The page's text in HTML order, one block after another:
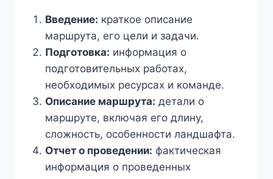
Введение: краткое описание
маршрута, его цели и задачи.
Подготовка: информация о
подготовительных работах,
необходимых ресурсах и команде.
Описание маршрута: детали о
маршруте, включая его длину,
сложность, особенности ландшафта.
Отчет о проведении: фактическая
информация о проведенных